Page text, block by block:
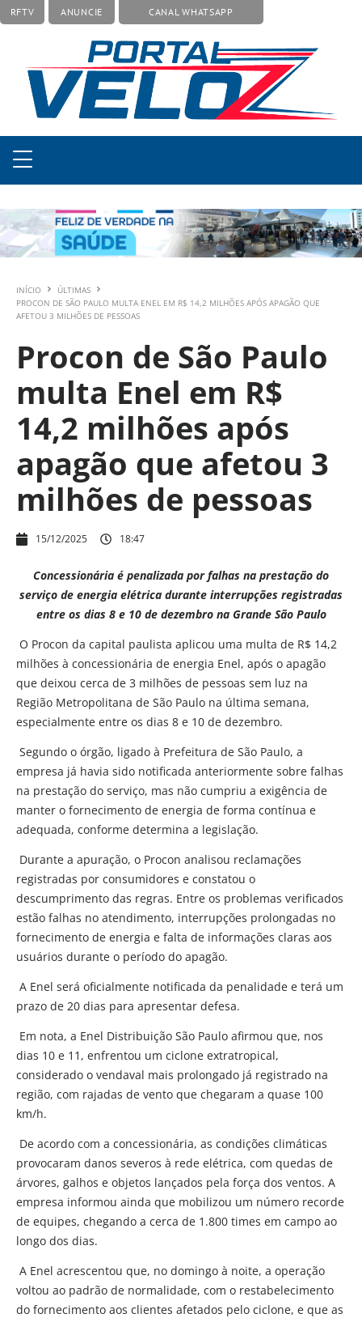
RFTV ANUNCIE CANAL WHATSAPP
INÍCIO
ÚLTIMAS
PROCON DE SÃO PAULO MULTA ENEL EM R$ 14,2 MILHÕES APÓS APAGÃO QUE
AFETOU 3 MILHÕES DE PESSOAS
Procon de São Paulo
multa Enel em R$
14,2 milhões após
apagão que afetou 3
milhões de pessoas
15/12/2025 18:47
Concessionária é penalizada por falhas na prestação do
serviço de energia elétrica durante interrupções registradas
entre os dias 8 e 10 de dezembro na Grande São Paulo
O Procon da capital paulista aplicou uma multa de R$ 14,2
milhões à concessionária de energia Enel, após o apagão
que deixou cerca de 3 milhões de pessoas sem luz na
Região Metropolitana de São Paulo na última semana,
especialmente entre os dias 8 e 10 de dezembro.
Segundo o órgão, ligado à Prefeitura de São Paulo, a
empresa já havia sido notificada anteriormente sobre falhas
na prestação do serviço, mas não cumpriu a exigência de
manter o fornecimento de energia de forma contínua e
adequada, conforme determina a legislação.
Durante a apuração, o Procon analisou reclamações
registradas por consumidores e constatou o
descumprimento das regras. Entre os problemas verificados
estão falhas no atendimento, interrupções prolongadas no
fornecimento de energia e falta de informações claras aos
usuários durante o período do apagão.
A Enel será oficialmente notificada da penalidade e terá um
prazo de 20 dias para apresentar defesa.
Em nota, a Enel Distribuição São Paulo afirmou que, nos
dias 10 e 11, enfrentou um ciclone extratropical,
considerado o vendaval mais prolongado já registrado na
região, com rajadas de vento que chegaram a quase 100
km/h.
De acordo com a concessionária, as condições climáticas
provocaram danos severos à rede elétrica, com quedas de
árvores, galhos e objetos lançados pela força dos ventos. A
empresa informou ainda que mobilizou um número recorde
de equipes, chegando a cerca de 1.800 times em campo ao
longo dos dias.
A Enel acrescentou que, no domingo à noite, a operação
voltou ao padrão de normalidade, com o restabelecimento
do fornecimento aos clientes afetados pelo ciclone, e que as